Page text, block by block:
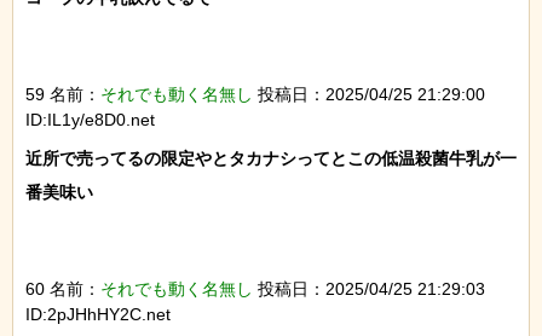
59 名前： それでも動く名無し 投稿日：2025/04/25 21:29:00
ID:IL1y/e8D0.net
近所で売ってるの限定やとタカナシってとこの低温殺菌牛乳が一
番美味い
60 名前： それでも動く名無し 投稿日：2025/04/25 21:29:03
ID:2pJHhHY2C.net